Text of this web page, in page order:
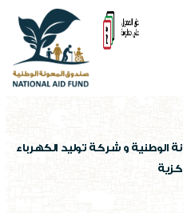
الوطنية و شركة توليد الكهرباء